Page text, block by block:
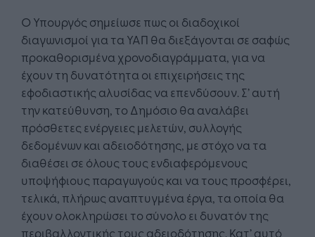
Ο Υπουργός σημείωσε πως οι διαδοχικοί
διαγωνισμοί για τα ΥΑΠ θα διεξάγονται σε σαφώς
προκαθορισμένα χρονοδιαγράμματα, για να
έχουν τη δυνατότητα οι επιχειρήσεις της
εφοδιαστικής αλυσίδας να επενδύσουν. Σ’ αυτή
την κατεύθυνση, το Δημόσιο θα αναλάβει
πρόσθετες ενέργειες μελετών, συλλογής
δεδομένων και αδειοδότησης, με στόχο να τα
διαθέσει σε όλους τους ενδιαφερόμενους
υποψήφιους παραγωγούς και να τους προσφέρει,
τελικά, πλήρως αναπτυγμένα έργα, τα οποία θα
έχουν ολοκληρώσει το σύνολο ει δυνατόν της
περιβαλλοντικής τους αδειοδότησης. Κατ’ αυτό